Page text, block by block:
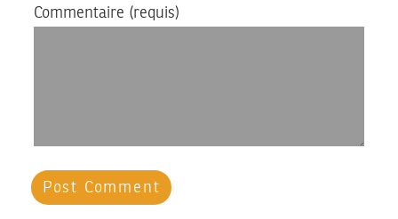
Commentaire (requis)